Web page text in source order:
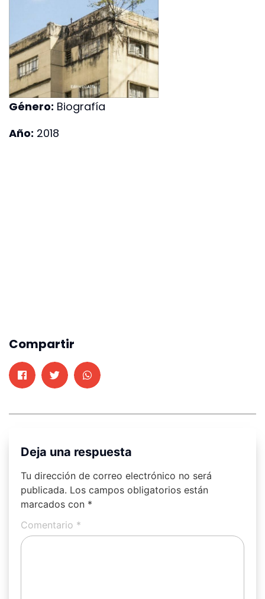
Género: Biografía
Año: 2018
Compartir
Deja una respuesta
Tu dirección de correo electrónico no será
publicada. Los campos obligatorios están
marcados con *
Comentario *